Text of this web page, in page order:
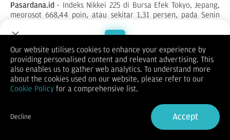
Pasardana.id - Indeks Nikkei 225 di Bursa Efek Tokyo, Jepang,
meorosot 668,44 poin, atau sekitar 1,31 persen, pada Senin
(15/12/2025), menjadi 50.168,11. Indeks Topix naik 0,22 persen
menjadi 3.431,4,7.
yang dialami saham sektor teknologi dan baja.
Saham perusahaan baja Japan Steel Works memimpin
pelemahan hari ini dengan terjun 7,9 persen. Saham Nippon
Steel merosot 4,43 persen.
Saham perusahaan semikonduktor Advantest dan perusahaan
konglomerat SoftBank Group masing-masing anjlok 6,42
persen dan 5,95 persen. Saham perusahaan telekomunikasi
Fujikura dan perusahaan logam Mitsui Kinzoku mmasing-
Welcome to Dupoin.
Trade with a Trusted Broker
Sign in
Our website utilises cookies to enhance your experience by
providing personalised content and relevant advertising. This
also enables us to gather web analytics. To understand more
about the cookies used on our website, please refer to our
Cookie Policy for a comprehensive list.
Decline Accept